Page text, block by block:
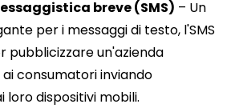
breve (SMS) – Un
per i messaggi di testo, l'SMS
pubblicizzare un'azienda
consumatori inviando
loro dispositivi mobili.